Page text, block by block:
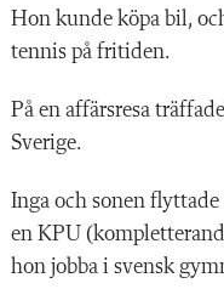
Hon kunde köpa bil,
tennis på fritiden.
På en affärsresa
Sverige.
Inga och sonen
en KPU
hon jobba i svensk